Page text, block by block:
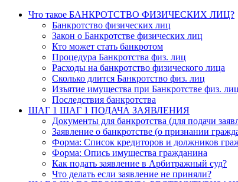
Что такое БАНКРОТСТВО ФИЗИЧЕСКИХ ЛИЦ?
Банкротство физических лиц
Закон о Банкротстве физических лиц
Кто может стать банкротом
Процедура Банкротства физ. лиц
Расходы на банкротство физического лица
Сколько длится Банкротство физ. лиц
Изъятие имущества при Банкротстве физ. лиц
Последствия банкротства
ШАГ 1 ШАГ 1 ПОДАЧА ЗАЯВЛЕНИЯ
Документы для банкротства (для подачи
Заявление о банкротстве (о признании
Форма: Список кредиторов и должников
Форма: Опись имущества гражданина
Как подать заявление в Арбитражный суд?
Что делать если заявление не приняли?